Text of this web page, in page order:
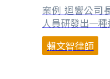
護？
案例 迴響公司
人員研發出一
議題及網站的廣
視這個專案的
賴文智律師